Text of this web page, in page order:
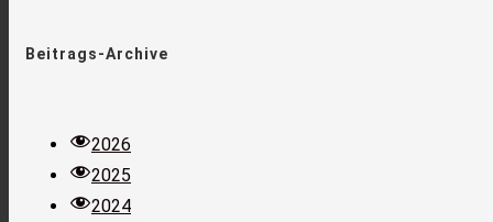
Beitrags-Archive
2026
2025
2024